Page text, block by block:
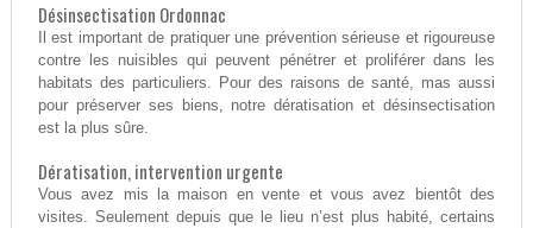
Désinsectisation Ordonnac
Il est important de pratiquer une prévention sérieuse et rigoureuse
contre les nuisibles qui peuvent pénétrer et proliférer dans les
habitats des particuliers. Pour des raisons de santé, mas aussi
pour préserver ses biens, notre dératisation et désinsectisation
est la plus sûre.
Dératisation, intervention urgente
Vous avez mis la maison en vente et vous avez bientôt des
visites. Seulement depuis que le lieu n’est plus habité, certains